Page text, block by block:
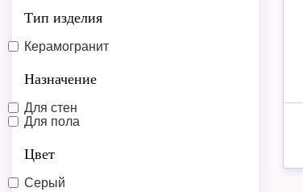
Тип изделия
Керамогранит
Назначение
Для стен
Для пола
Цвет
Серый